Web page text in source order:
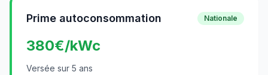
Prime autoconsommation Nationale
380€/kWc
Versée sur 5 ans